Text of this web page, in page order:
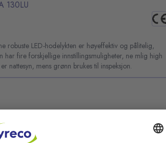
130LU
robuste LED-hodelykten er høyeffektiv og pålitelig,
fire forskjellige innstillingsmuligheter, ne mlig high
mens grønn brukes til inspeksjon.
prosjekt eller gjør det selv-prosjektet – med